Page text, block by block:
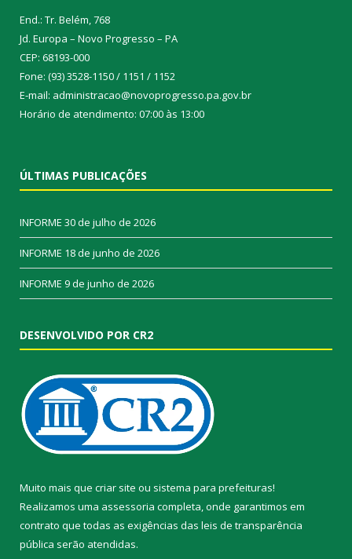
End.: Tr. Belém, 768
Jd. Europa – Novo Progresso – PA
CEP: 68193-000
Fone: (93) 3528-1150 / 1151 / 1152
E-mail: administracao@novoprogresso.pa.gov.br
Horário de atendimento: 07:00 às 13:00
ÚLTIMAS PUBLICAÇÕES
INFORME 30 de julho de 2026
INFORME 18 de junho de 2026
INFORME 9 de junho de 2026
DESENVOLVIDO POR CR2
Muito mais que criar site ou sistema para prefeituras!
Realizamos uma assessoria completa, onde garantimos em
contrato que todas as exigências das leis de transparência
pública serão atendidas.